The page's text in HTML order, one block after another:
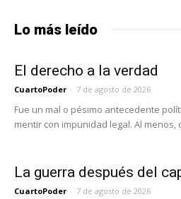
Lo más leído
El derecho a la verdad
CuartoPoder - 7 de agosto de 2026
Fue un mal o pésimo antecedente
mentir con impunidad legal. Al
La guerra después del
CuartoPoder - 7 de agosto de 2026